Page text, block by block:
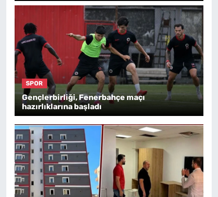
SPOR
Gençlerbirliği, Fenerbahçe maçı
hazırlıklarına başladı